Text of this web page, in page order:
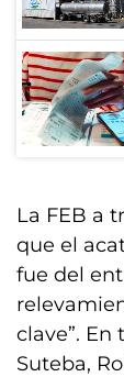
La FEB a
que el
fue del
clave”. En
Suteba,